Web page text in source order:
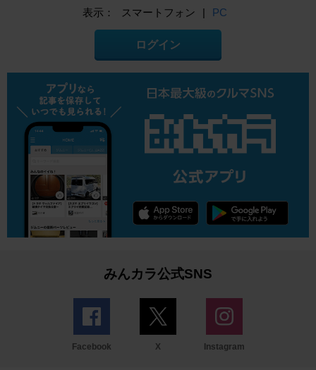
表示： スマートフォン | PC
ログイン
みんカラ公式SNS
Facebook X Instagram